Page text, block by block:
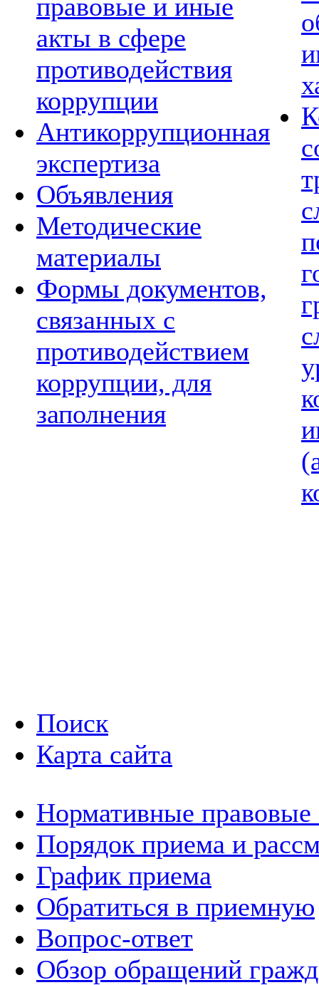
правовые и иные
акты в сфере
противодействия
коррупции
Антикоррупционная
экспертиза
Объявления
Методические
материалы
Формы документов,
связанных с
противодействием
коррупции, для
заполнения
Поиск
Карта сайта
Нормативные правовые
Порядок приема и
График приема
Обратиться в приемную
Вопрос-ответ
Обзор обращений